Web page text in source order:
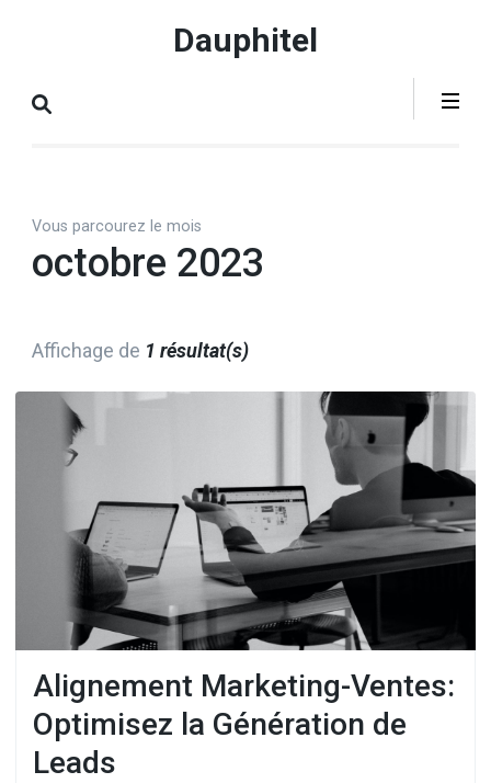
(Pressez
Dauphitel
Vous parcourez le mois
octobre 2023
Affichage de 1 résultat(s)
Alignement Marketing-Ventes:
Optimisez la Génération de
Leads